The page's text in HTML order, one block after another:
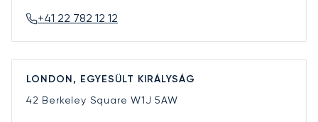
+41 22 782 12 12
LONDON, EGYESÜLT KIRÁLYSÁG
42 Berkeley SquareW1J 5AW